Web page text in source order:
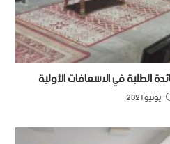
الطلبة في الاسعافات الأولية